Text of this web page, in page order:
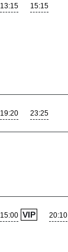
13:15 15:15
19:20 23:25
15:00 VIP 20:10